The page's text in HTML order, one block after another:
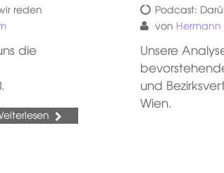
reden
die
Podcast:
von
Unsere
und
Wien.